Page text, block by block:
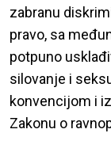
zabranu
pravo, sa
potpuno
silovanje i
konvencijom i
Zakonu o